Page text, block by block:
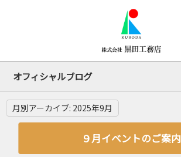
オフィシャルブログ
月別アーカイブ: 2025年9月
９月イベントのご案内